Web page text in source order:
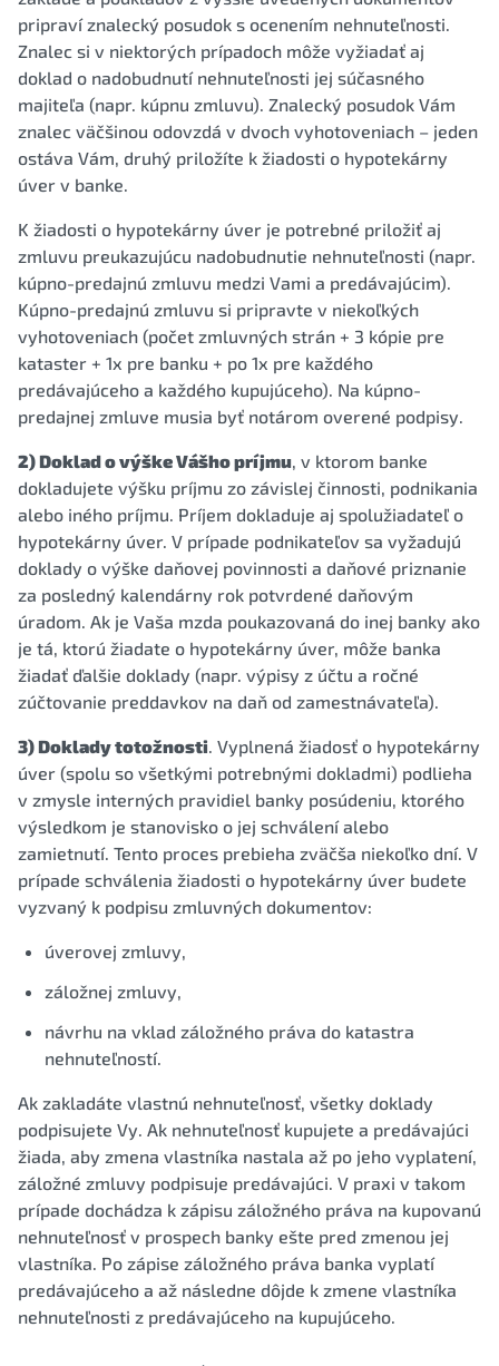
pripraví znalecký posudok s ocenením nehnuteľnosti.
Znalec si v niektorých prípadoch môže vyžiadať aj
doklad o nadobudnutí nehnuteľnosti jej súčasného
majiteľa (napr. kúpnu zmluvu). Znalecký posudok Vám
znalec väčšinou odovzdá v dvoch vyhotoveniach – jeden
ostáva Vám, druhý priložíte k žiadosti o hypotekárny
úver v banke.
K žiadosti o hypotekárny úver je potrebné priložiť aj
zmluvu preukazujúcu nadobudnutie nehnuteľnosti (napr.
kúpno-predajnú zmluvu medzi Vami a predávajúcim).
Kúpno-predajnú zmluvu si pripravte v niekoľkých
vyhotoveniach (počet zmluvných strán + 3 kópie pre
kataster + 1x pre banku + po 1x pre každého
predávajúceho a každého kupujúceho). Na kúpno-
predajnej zmluve musia byť notárom overené podpisy.
2) Doklad o výške Vášho príjmu, v ktorom banke
dokladujete výšku príjmu zo závislej činnosti, podnikania
alebo iného príjmu. Príjem dokladuje aj spolužiadateľ o
hypotekárny úver. V prípade podnikateľov sa vyžadujú
doklady o výške daňovej povinnosti a daňové priznanie
za posledný kalendárny rok potvrdené daňovým
úradom. Ak je Vaša mzda poukazovaná do inej banky ako
je tá, ktorú žiadate o hypotekárny úver, môže banka
žiadať ďalšie doklady (napr. výpisy z účtu a ročné
zúčtovanie preddavkov na daň od zamestnávateľa).
3) Doklady totožnosti. Vyplnená žiadosť o hypotekárny
úver (spolu so všetkými potrebnými dokladmi) podlieha
v zmysle interných pravidiel banky posúdeniu, ktorého
výsledkom je stanovisko o jej schválení alebo
zamietnutí. Tento proces prebieha zväčša niekoľko dní. V
prípade schválenia žiadosti o hypotekárny úver budete
vyzvaný k podpisu zmluvných dokumentov:
úverovej zmluvy,
záložnej zmluvy,
návrhu na vklad záložného práva do katastra
nehnuteľností.
Ak zakladáte vlastnú nehnuteľnosť, všetky doklady
podpisujete Vy. Ak nehnuteľnosť kupujete a predávajúci
žiada, aby zmena vlastníka nastala až po jeho vyplatení,
záložné zmluvy podpisuje predávajúci. V praxi v takom
prípade dochádza k zápisu záložného práva na kupovanú
nehnuteľnosť v prospech banky ešte pred zmenou jej
vlastníka. Po zápise záložného práva banka vyplatí
predávajúceho a až následne dôjde k zmene vlastníka
nehnuteľnosti z predávajúceho na kupujúceho.